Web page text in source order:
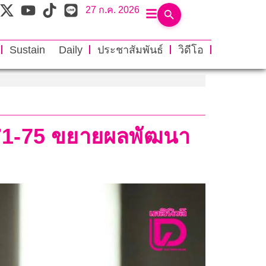
27 ก.ค. 2026
Sustain Daily ประชาสัมพันธ์ วิดีโอ
75 ขยายผลพัฒนา